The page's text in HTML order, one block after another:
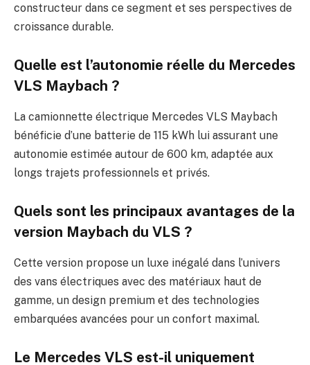
constructeur dans ce segment et ses perspectives de
croissance durable.
Quelle est l’autonomie réelle du Mercedes
VLS Maybach ?
La camionnette électrique Mercedes VLS Maybach
bénéficie d’une batterie de 115 kWh lui assurant une
autonomie estimée autour de 600 km, adaptée aux
longs trajets professionnels et privés.
Quels sont les principaux avantages de la
version Maybach du VLS ?
Cette version propose un luxe inégalé dans l’univers
des vans électriques avec des matériaux haut de
gamme, un design premium et des technologies
embarquées avancées pour un confort maximal.
Le Mercedes VLS est-il uniquement